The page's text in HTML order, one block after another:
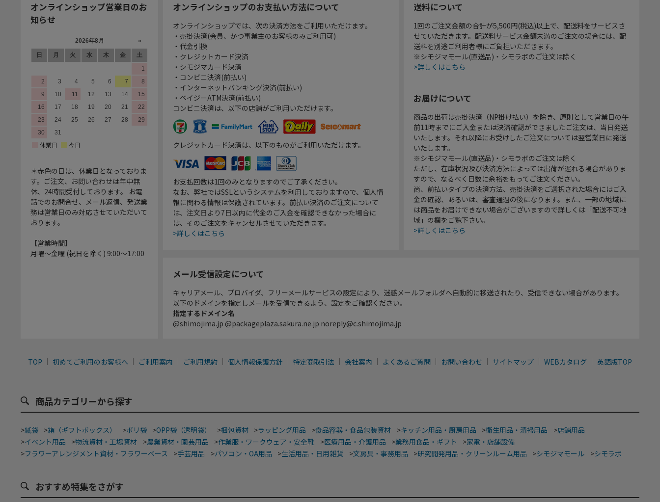
オンラインショップ営業日のお
知らせ
＊赤色の日は、休業日となっておりま
す。ご注文、お問い合わせは年中無
休、24時間受付しております。 お電
話でのお問合せ、メール返信、発送業
務は営業日のみ対応させていただいて
おります。
【営業時間】
月曜～金曜 (祝日を除く) 9:00～17:00
オンラインショップのお支払い方法について
オンラインショップでは、次の決済方法をご利用いただけます。
・売掛決済(会員、かつ事業主のお客様のみご利用可)
・代金引換
・クレジットカード決済
・シモジマカード決済
・コンビニ決済(前払い)
・インターネットバンキング決済(前払い)
・ペイジーATM決済(前払い)
コンビニ決済は、以下の店舗がご利用いただけます。
クレジットカード決済は、以下のものがご利用いただけます。
お支払回数は1回のみとなりますのでご了承ください。
なお、弊社ではSSLというシステムを利用しておりますので、個人情
報に関わる情報は保護されています。前払い決済のご注文について
は、注文日より7日以内に代金のご入金を確認できなかった場合に
は、そのご注文をキャンセルさせていただきます。
>詳しくはこちら
送料について
1回のご注文金額の合計が5,500円(税込)以上で、配送料をサービスさ
せていただきます。配送料サービス金額未満のご注文の場合には、配
送料を別途ご利用者様にご負担いただきます。
※シモジマモール(直送品)・シモラボのご注文は除く
>詳しくはこちら
お届けについて
商品の出荷は売掛決済（NP掛け払い）を除き、原則として営業日の午
前11時までにご入金または決済確認ができましたご注文は、当日発送
いたします。それ以降にお受けしたご注文については翌営業日に発送
いたします。
※シモジマモール(直送品)・シモラボのご注文は除く
ただし、在庫状況及び決済方法によっては出荷が遅れる場合がありま
すので、なるべく日数に余裕をもってご注文ください。
尚、前払いタイプの決済方法、売掛決済をご選択された場合にはご入
金の確認、あるいは、審査通過の後になります。また、一部の地域に
は商品をお届けできない場合がございますので詳しくは「配送不可地
域」の欄をご覧下さい。
>詳しくはこちら
メール受信設定について
キャリアメール、プロバイダ、フリーメールサービスの設定により、迷惑メールフォルダへ自動的に移送されたり、受信できない場合があります。
以下のドメインを指定しメールを受信できるよう、設定をご確認ください。
指定するドメイン名
@shimojima.jp @packageplaza.sakura.ne.jp noreply@c.shimojima.jp
TOP 初めてご利用のお客様へ ご利用案内 ご利用規約 個人情報保護方針 特定商取引法 会社案内 よくあるご質問 お問い合わせ サイトマップ WEBカタログ 英語版TOP
商品カテゴリーから探す
>紙袋 >箱（ギフトボックス） >ポリ袋 >OPP袋（透明袋） >梱包資材 >ラッピング用品 >食品容器・食品包装資材 >キッチン用品・厨房用品 >衛生用品・清掃用品 >店舗用品
>イベント用品 >物流資材・工場資材 >農業資材・園芸用品 >作業服・ワークウェア・安全靴 >医療用品・介護用品 >業務用食品・ギフト >家電・店舗設備
>フラワーアレンジメント資材・フラワーベース >手芸用品 >パソコン・OA用品 >生活用品・日用雑貨 >文房具・事務用品 >研究開発用品・クリーンルーム用品 >シモジマモール >シモラボ
おすすめ特集をさがす